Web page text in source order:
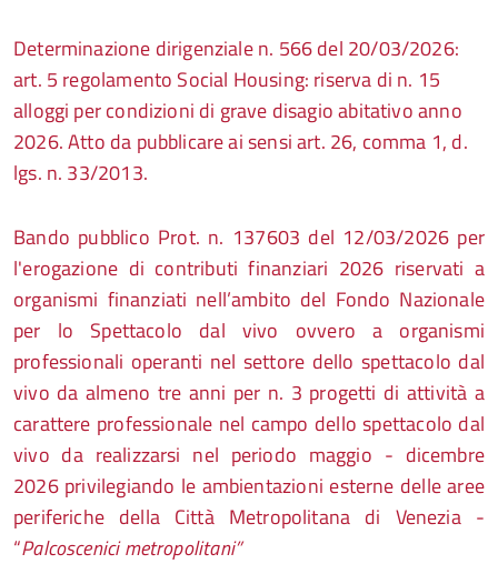
Determinazione dirigenziale n. 566 del 20/03/2026:
art. 5 regolamento Social Housing: riserva di n. 15
alloggi per condizioni di grave disagio abitativo anno
2026. Atto da pubblicare ai sensi art. 26, comma 1, d.
lgs. n. 33/2013.
Bando pubblico Prot. n. 137603 del 12/03/2026 per
l'erogazione di contributi finanziari 2026 riservati a
organismi finanziati nell’ambito del Fondo Nazionale
per lo Spettacolo dal vivo ovvero a organismi
professionali operanti nel settore dello spettacolo dal
vivo da almeno tre anni per n. 3 progetti di attività a
carattere professionale nel campo dello spettacolo dal
vivo da realizzarsi nel periodo maggio - dicembre
2026 privilegiando le ambientazioni esterne delle aree
periferiche della Città Metropolitana di Venezia -
“Palcoscenici metropolitani”